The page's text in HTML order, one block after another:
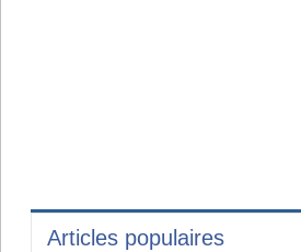
Articles populaires